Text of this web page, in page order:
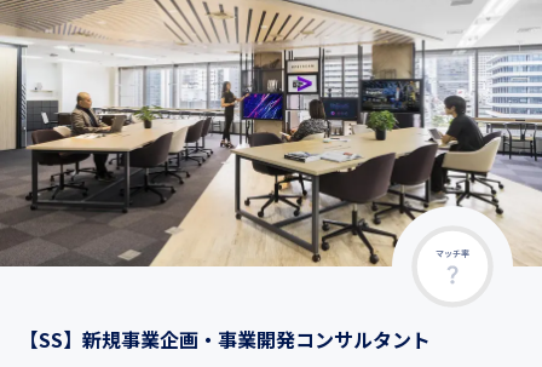
マッチ率
【SS】新規事業企画・事業開発コンサルタント